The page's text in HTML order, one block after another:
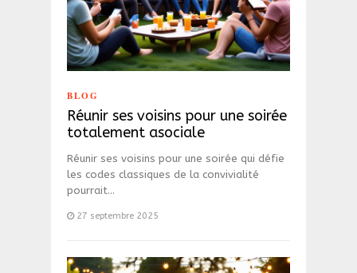
BLOG
Réunir ses voisins pour une soirée
totalement asociale
Réunir ses voisins pour une soirée qui défie
les codes classiques de la convivialité
pourrait…
27 septembre 2025